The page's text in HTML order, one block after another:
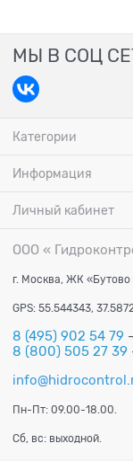
МЫ В СОЦ
Категории
Информация
Личный кабинет
ООО «
г. Москва, ЖК «Бутово
GPS: 55.544343,
8 (495) 902 54 79
8 (800) 505 27 39
Пн-Пт: 09.00-18.00.
Сб, вс: выходной.